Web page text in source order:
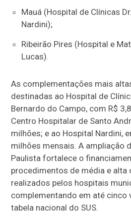
Mauá (Hospital de Clínicas
Nardini);
Ribeirão Pires (Hospital e
Lucas).
As complementações mais
destinadas ao Hospital de
Bernardo do Campo, com R$
Centro Hospitalar de Santo
milhões; e ao Hospital Nardini,
milhões mensais. A ampliação
Paulista fortalece o
procedimentos de média e alta
realizados pelos hospitais
complementando em até cinco
tabela nacional do SUS.